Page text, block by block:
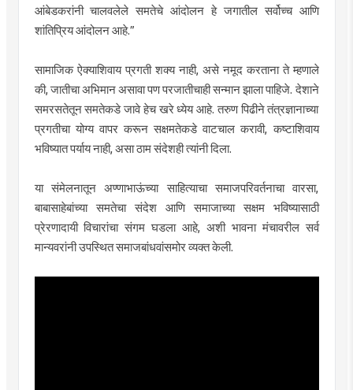
आंबेडकरांनी चालवलेले समतेचे आंदोलन हे जगातील सर्वोच्च आणि
शांतिप्रिय आंदोलन आहे.”
सामाजिक ऐक्याशिवाय प्रगती शक्य नाही, असे नमूद करताना ते म्हणाले
की, जातीचा अभिमान असावा पण परजातीचाही सन्मान झाला पाहिजे. देशाने
समरसतेतून समतेकडे जावे हेच खरे ध्येय आहे. तरुण पिढीने तंत्रज्ञानाच्या
प्रगतीचा योग्य वापर करून सक्षमतेकडे वाटचाल करावी, कष्टाशिवाय
भविष्यात पर्याय नाही, असा ठाम संदेशही त्यांनी दिला.
या संमेलनातून अण्णाभाऊंच्या साहित्याचा समाजपरिवर्तनाचा वारसा,
बाबासाहेबांच्या समतेचा संदेश आणि समाजाच्या सक्षम भविष्यासाठी
प्रेरणादायी विचारांचा संगम घडला आहे, अशी भावना मंचावरील सर्व
मान्यवरांनी उपस्थित समाजबांधवांसमोर व्यक्त केली.